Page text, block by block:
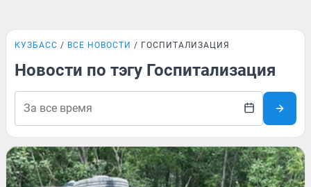
КУЗБАСС ВСЕ НОВОСТИ ГОСПИТАЛИЗАЦИЯ
Новости по тэгу Госпитализация